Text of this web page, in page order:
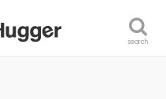
search